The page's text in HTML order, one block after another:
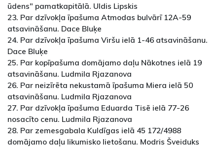
ūdens" pamatkapitālā. Uldis Lipskis
23. Par dzīvokļa īpašuma Atmodas bulvārī 12A-59
atsavināšanu. Dace Bluķe
24. Par dzīvokļa īpašuma Viršu ielā 1-46 atsavināšanu.
Dace Bluķe
25. Par kopīpašuma domājamo daļu Nākotnes ielā 19
atsavināšanu. Ludmila Rjazanova
26. Par neizīrēta nekustamā īpašuma Miera ielā 50
atsavināšanu. Ludmila Rjazanova
27. Par dzīvokļa īpašuma Eduarda Tisē ielā 77-26
nosacīto cenu. Ludmila Rjazanova
28. Par zemesgabala Kuldīgas ielā 45 172/4988
domājamo daļu likumisko lietošanu. Modris Šveiduks